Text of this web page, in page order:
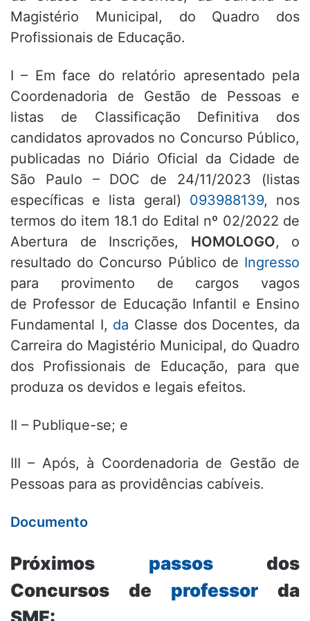
Magistério Municipal, do Quadro dos
Profissionais de Educação.
I – Em face do relatório apresentado pela
Coordenadoria de Gestão de Pessoas e
listas de Classificação Definitiva dos
candidatos aprovados no Concurso Público,
publicadas no Diário Oficial da Cidade de
São Paulo – DOC de 24/11/2023 (listas
específicas e lista geral) 093988139, nos
termos do item 18.1 do Edital nº 02/2022 de
Abertura de Inscrições, HOMOLOGO, o
resultado do Concurso Público de Ingresso
para provimento de cargos vagos
de Professor de Educação Infantil e Ensino
Fundamental I, da Classe dos Docentes, da
Carreira do Magistério Municipal, do Quadro
dos Profissionais de Educação, para que
produza os devidos e legais efeitos.
II – Publique-se; e
III – Após, à Coordenadoria de Gestão de
Pessoas para as providências cabíveis.
Documento
Próximos passosdos
Concursos de professor da